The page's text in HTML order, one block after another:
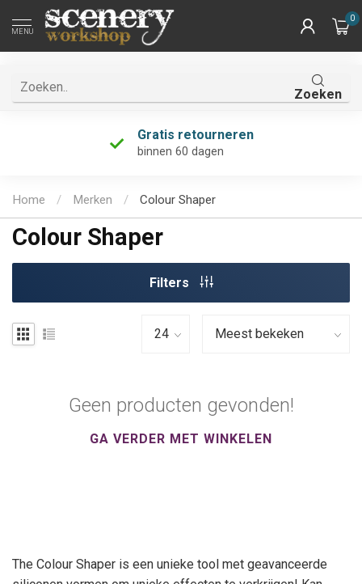
MENU
0
Zoeken
Gratis retourneren
binnen 60 dagen
Home / Merken / Colour Shaper
Colour Shaper
Filters
Geen producten gevonden!
GA VERDER MET WINKELEN
The Colour Shaper is een unieke tool met geavanceerde